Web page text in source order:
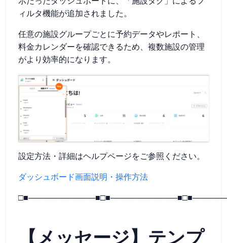
ィルタ機能が追加されました。
任意の施設グループごとに予約データやレポート、
料金カレンダーを確認できるため、複数施設の管理
がより効率的になります。
設定方法・詳細はヘルプページをご参照ください。
ダッシュボード画面説明・操作方法